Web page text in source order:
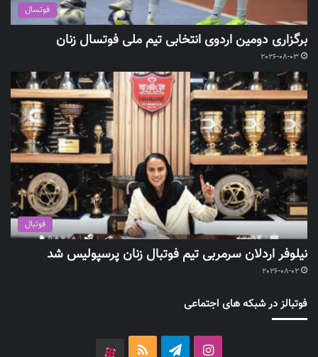
فوتسال
برگزاری دومین اردوی انتخابی تیم ملی فوتسال زنان
2026-08-03
فوتبال
نیلوفر اردلان سرمربی تیم فوتبال زنان پرسپولیس شد
2026-08-02
فوتبالز در شبکه های اجتماعی
اینستاگرامتلگرام خوراک